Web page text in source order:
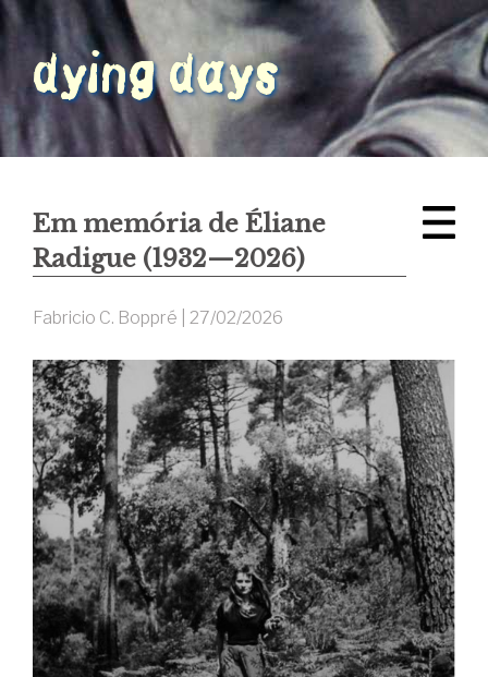
Em memória de Éliane
Radigue (1932—2026)
Fabricio C. Boppré | 27/02/2026